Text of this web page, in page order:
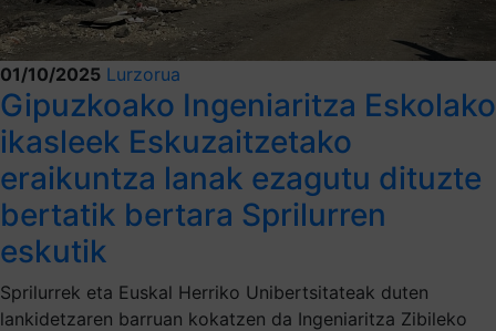
01/10/2025 Lurzorua
Gipuzkoako Ingeniaritza Eskolako
ikasleek Eskuzaitzetako
eraikuntza lanak ezagutu dituzte
bertatik bertara Sprilurren
eskutik
Sprilurrek eta Euskal Herriko Unibertsitateak duten
lankidetzaren barruan kokatzen da Ingeniaritza Zibileko